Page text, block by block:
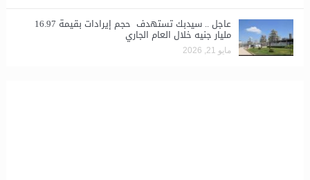
عاجل .. سيدبك تستهدف حجم إيرادات بقيمة 16.97
مليار جنيه خلال العام الجاري
مايو 21, 2026